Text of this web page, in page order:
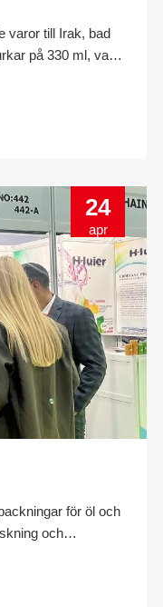
varor till Irak, bad
på 330 ml, var
sortera offerten,
arbete, etc.
24
apr
för öl och
och